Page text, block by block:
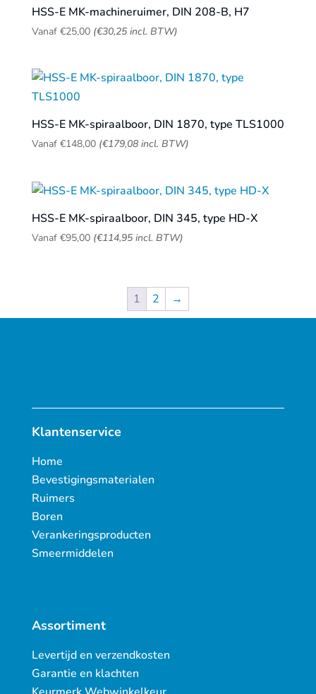
HSS-E MK-machineruimer, DIN 208-B, H7
Vanaf €25,00 (€30,25incl. BTW)
HSS-E MK-spiraalboor, DIN 1870, type TLS1000
Vanaf €148,00 (€179,08incl. BTW)
HSS-E MK-spiraalboor, DIN 345, type HD-X
Vanaf €95,00 (€114,95incl. BTW)
1 2 →
Klantenservice
Home
Bevestigingsmaterialen
Ruimers
Boren
Verankeringsproducten
Smeermiddelen
Assortiment
Levertijd en verzendkosten
Garantie en klachten